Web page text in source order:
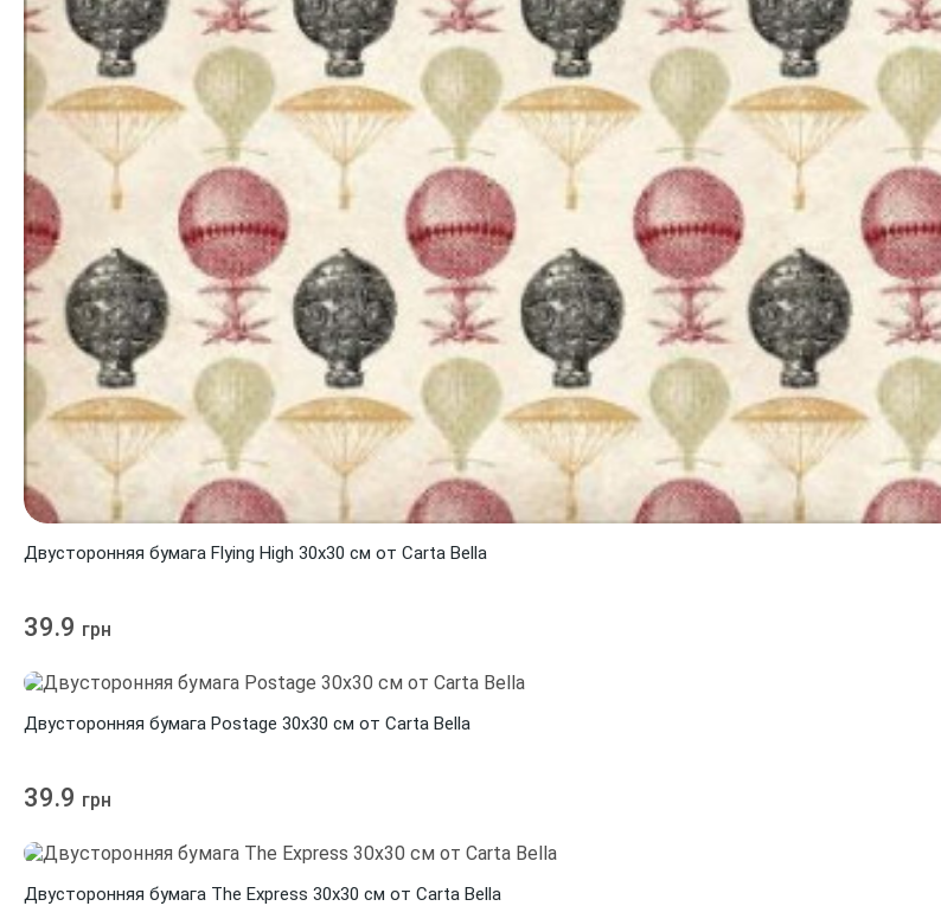
Двусторонняя бумага Flying High 30х30 см от Carta Bella
39.9 грн
Двусторонняя бумага Postage 30х30 см от Carta Bella
39.9 грн
Двусторонняя бумага The Express 30х30 см от Carta Bella